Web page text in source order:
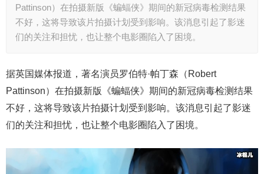
Pattinson）在拍摄新版《蝙蝠侠》期间的新冠病毒检测结果
不好，这将导致该片拍摄计划受到影响。该消息引起了影迷
们的关注和担忧，也让整个电影圈陷入了困境。
据英国媒体报道，著名演员罗伯特·帕丁森（Robert
Pattinson）在拍摄新版《蝙蝠侠》期间的新冠病毒检测结果
不好，这将导致该片拍摄计划受到影响。该消息引起了影迷
们的关注和担忧，也让整个电影圈陷入了困境。